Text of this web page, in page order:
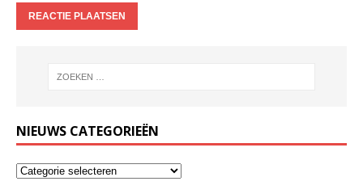
NIEUWS CATEGORIEËN